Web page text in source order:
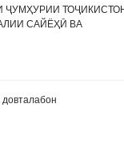
САЙЁҲӢ ВА